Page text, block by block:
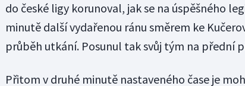
do české ligy korunoval, jak se na úspěšného
minutě další vydařenou ránu směrem ke
průběh utkání. Posunul tak svůj tým na přední
Přitom v druhé minutě nastaveného čase je